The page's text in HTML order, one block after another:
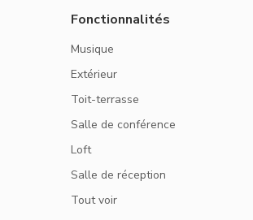
Fonctionnalités
Musique
Extérieur
Toit-terrasse
Salle de conférence
Loft
Salle de réception
Tout voir